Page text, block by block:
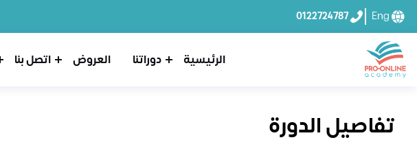
Eng
0122724787
الرئيسية دوراتنا العروض اتصل بنا
تفاصيل الدورة